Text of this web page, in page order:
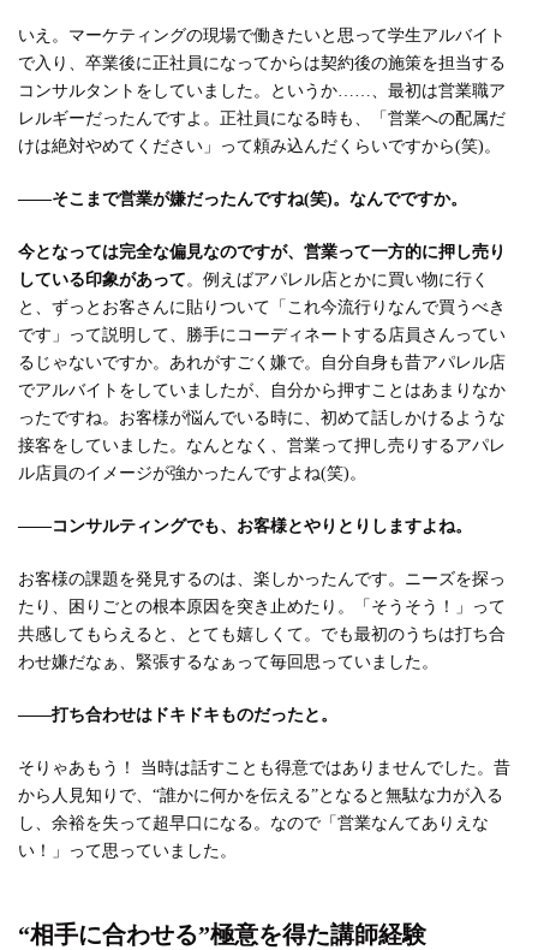
いえ。マーケティングの現場で働きたいと思って学生アルバイト
で入り、卒業後に正社員になってからは契約後の施策を担当する
コンサルタントをしていました。というか……、最初は営業職ア
レルギーだったんですよ。正社員になる時も、「営業への配属だ
けは絶対やめてください」って頼み込んだくらいですから(笑)。
――そこまで営業が嫌だったんですね(笑)。なんでですか。
今となっては完全な偏見なのですが、営業って一方的に押し売り
している印象があって。例えばアパレル店とかに買い物に行く
と、ずっとお客さんに貼りついて「これ今流行りなんで買うべき
です」って説明して、勝手にコーディネートする店員さんってい
るじゃないですか。あれがすごく嫌で。自分自身も昔アパレル店
でアルバイトをしていましたが、自分から押すことはあまりなか
ったですね。お客様が悩んでいる時に、初めて話しかけるような
接客をしていました。なんとなく、営業って押し売りするアパレ
ル店員のイメージが強かったんですよね(笑)。
――コンサルティングでも、お客様とやりとりしますよね。
お客様の課題を発見するのは、楽しかったんです。ニーズを探っ
たり、困りごとの根本原因を突き止めたり。「そうそう！」って
共感してもらえると、とても嬉しくて。でも最初のうちは打ち合
わせ嫌だなぁ、緊張するなぁって毎回思っていました。
――打ち合わせはドキドキものだったと。
そりゃあもう！ 当時は話すことも得意ではありませんでした。昔
から人見知りで、“誰かに何かを伝える”となると無駄な力が入る
し、余裕を失って超早口になる。なので「営業なんてありえな
い！」って思っていました。
“相手に合わせる”極意を得た講師経験